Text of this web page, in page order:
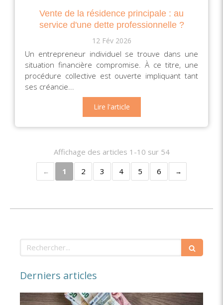
Vente de la résidence principale : au
service d'une dette professionnelle ?
12 Fév 2026
Un entrepreneur individuel se trouve dans une
situation financière compromise. À ce titre, une
procédure collective est ouverte impliquant tant
ses créancie...
Lire l'article
Affichage des articles 1-10 sur 54
1
2 3 4 5 6
Rechercher
Derniers articles